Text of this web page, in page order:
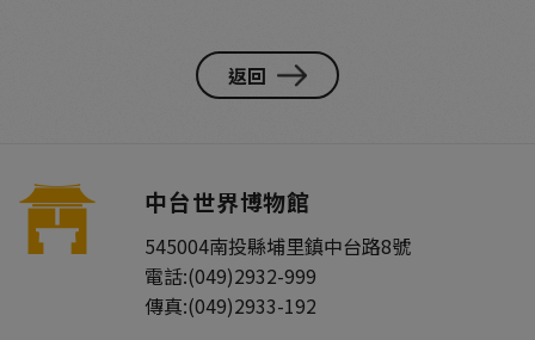
返回
中台世界博物館
545004南投縣埔里鎮中台路8號
電話:(049)2932-999
傳真:(049)2933-192